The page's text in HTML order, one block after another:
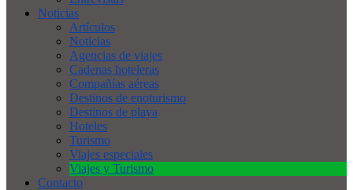
Noticias
Artículos
Noticias
Agencias de viajes
Cadenas hoteleras
Compañías aéreas
Destinos de enoturismo
Destinos de playa
Hoteles
Turismo
Viajes especiales
Viajes y Turismo
Contacto